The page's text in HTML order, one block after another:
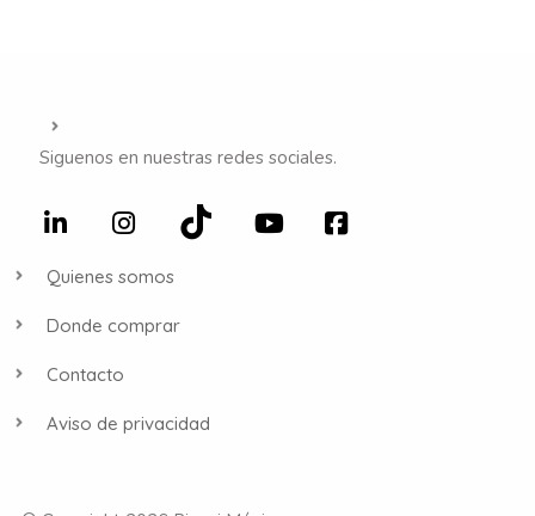
Siguenos en nuestras redes sociales.
Quienes somos
Donde comprar
Contacto
Aviso de privacidad